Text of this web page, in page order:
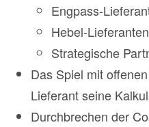
Engpass-
Hebel-
Strategische
Das Spiel mit
Lieferant seine
Durchbrechen der